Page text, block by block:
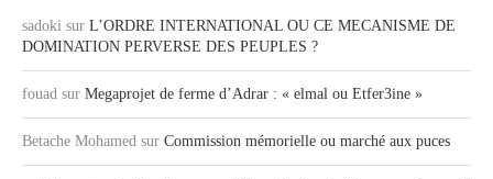
sadoki sur L’ORDRE INTERNATIONAL OU CE MECANISME DE
DOMINATION PERVERSE DES PEUPLES ?
fouad sur Megaprojet de ferme d’Adrar : « elmal ou Etfer3ine »
Betache Mohamed sur Commission mémorielle ou marché aux puces